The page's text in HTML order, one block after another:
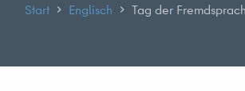
Start Englisch Tag der